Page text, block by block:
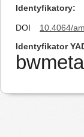
Identyfikatory
DOI
10.4064/
Identyfikator